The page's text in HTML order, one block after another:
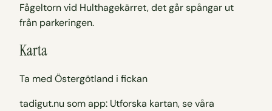
Fågeltorn vid Hulthagekärret, det går spångar ut
från parkeringen.
Karta
Ta med Östergötland i fickan
tadigut.nu som app: Utforska kartan, se våra